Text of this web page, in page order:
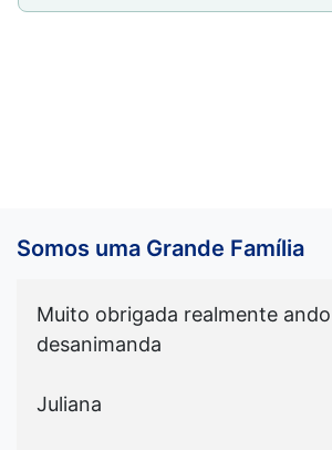
Somos uma Grande Família
Muito obrigada realmente
desanimanda
Juliana